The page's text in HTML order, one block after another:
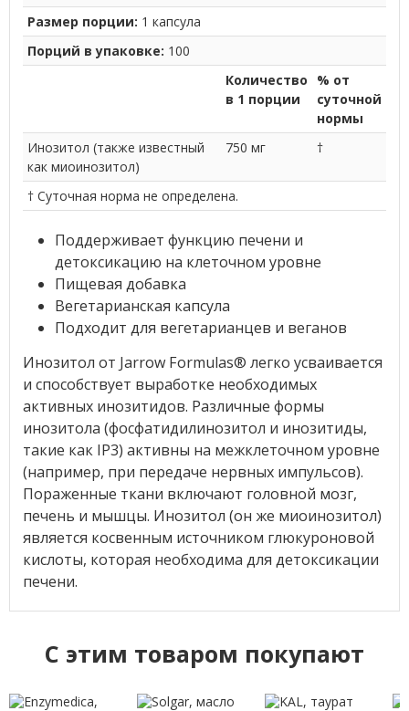
Размер порции: 1 капсула
Порций в упаковке: 100
Количество
в 1 порции
% от
суточной
нормы
Инозитол (также известный
как миоинозитол)
750 мг †
† Суточная норма не определена.
Поддерживает функцию печени и
детоксикацию на клеточном уровне
Пищевая добавка
Вегетарианская капсула
Подходит для вегетарианцев и веганов
Инозитол от Jarrow Formulas® легко усваивается
и способствует выработке необходимых
активных инозитидов. Различные формы
инозитола (фосфатидилинозитол и инозитиды,
такие как IP3) активны на межклеточном уровне
(например, при передаче нервных импульсов).
Пораженные ткани включают головной мозг,
печень и мышцы. Инозитол (он же миоинозитол)
является косвенным источником глюкуроновой
кислоты, которая необходима для детоксикации
печени.
C этим товаром покупают